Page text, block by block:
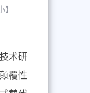
】
术研
覆性